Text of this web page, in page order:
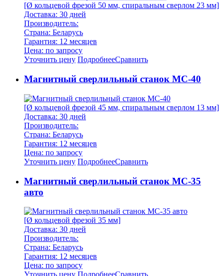
[Ø кольцевой фрезой 50 мм, спиральным сверлом 23 мм]
Доставка: 30 дней
Производитель:
Страна: Беларусь
Гарантия: 12 месяцев
Цена: по запросу
Уточнить цену ПодробнееСравнить
Магнитный сверлильный станок МС-40
[Ø кольцевой фрезой 45 мм, спиральным сверлом 13 мм]
Доставка: 30 дней
Производитель:
Страна: Беларусь
Гарантия: 12 месяцев
Цена: по запросу
Уточнить цену ПодробнееСравнить
Магнитный сверлильный станок МС-35
авто
[Ø кольцевой фрезой 35 мм]
Доставка: 30 дней
Производитель:
Страна: Беларусь
Гарантия: 12 месяцев
Цена: по запросу